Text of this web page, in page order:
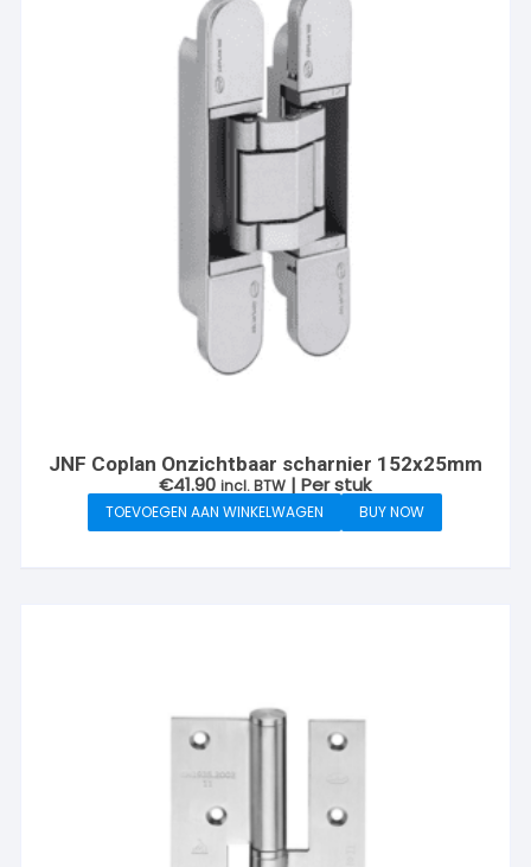
JNF Coplan Onzichtbaar scharnier 152x25mm
€41.90 incl. BTW | Per stuk
TOEVOEGEN AAN WINKELWAGEN BUY NOW